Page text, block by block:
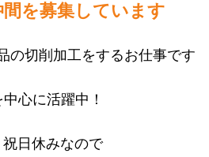
を募集しています
の切削加工をするお仕事です
心に活躍中！
祝日休みなので